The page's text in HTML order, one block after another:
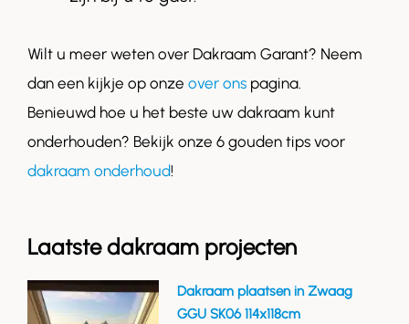
Wilt u meer weten over Dakraam Garant? Neem
dan een kijkje op onze over ons pagina.
Benieuwd hoe u het beste uw dakraam kunt
onderhouden? Bekijk onze 6 gouden tips voor
dakraam onderhoud!
Laatste dakraam projecten
Dakraam plaatsen in Zwaag
GGU SK06 114x118cm